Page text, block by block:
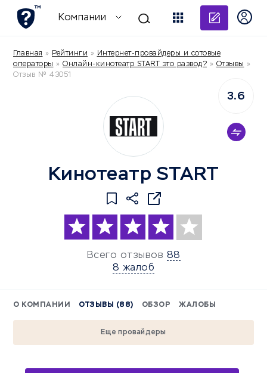
Компании
Главная » Рейтинги » Интернет-провайдеры и сотовые
операторы » Онлайн-кинотеатр START это развод? » Отзывы »
Отзыв № 43051
Кинотеатр START
Всего отзывов 88
8 жалоб
3.6
О КОМПАНИИ ОТЗЫВЫ (88) ОБЗОР ЖАЛОБЫ
Еще провайдеры